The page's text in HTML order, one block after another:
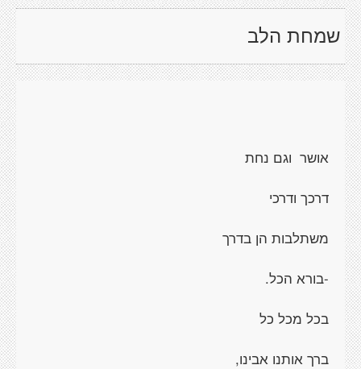
שמחת הלב
אושר וגם נחת
דרכך ודרכי
משתלבות הן בדרך
-בורא הכל.
בכל מכל כל
ברך אותנו אבינו,